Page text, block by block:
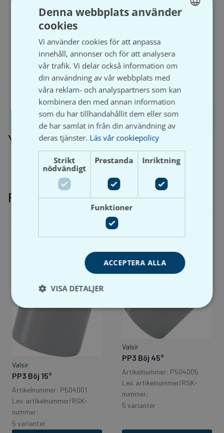
behöver du ha ett registrerat företag och aktivt ett
kundkonto.
Logga in
Produktinformation
Ytterligare information
Relaterade produkter
Valsir
PP3 Böj 15°
Artikelnummer: P504001
Lev. artikelnummer/RSK-
nummer:
5 varianter
Valsir
PP3 Böj 45°
Artikelnummer: P504005
Lev. artikelnummer/RSK-
nummer:
5 varianter
Denna webbplats använder
cookies
Vi använder cookies för att anpassa
innehåll, annonser och för att analysera
vår trafik. Vi delar också information om
din användning av vår webbplats med
våra reklam- och analyspartners som kan
kombinera den med annan information
som du har tillhandahållit dem eller som
de har samlat in från din användning av
deras tjänster. Läs vår cookiepolicy
Strikt
nödvändigt
Prestanda Inriktning
Funktioner
ACCEPTERA ALLA
VISA DETALJER